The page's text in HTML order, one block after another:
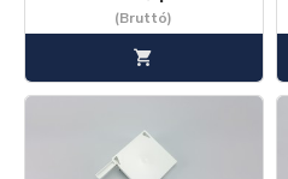
(Bruttó)